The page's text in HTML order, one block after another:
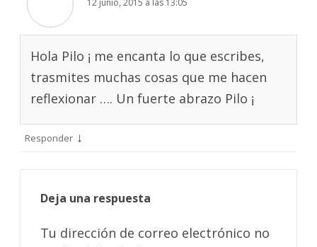
12 junio, 2015 a las 13:05
Hola Pilo ¡ me encanta lo que escribes,
trasmites muchas cosas que me hacen
reflexionar …. Un fuerte abrazo Pilo ¡
Responder ↓
Deja una respuesta
Tu dirección de correo electrónico no